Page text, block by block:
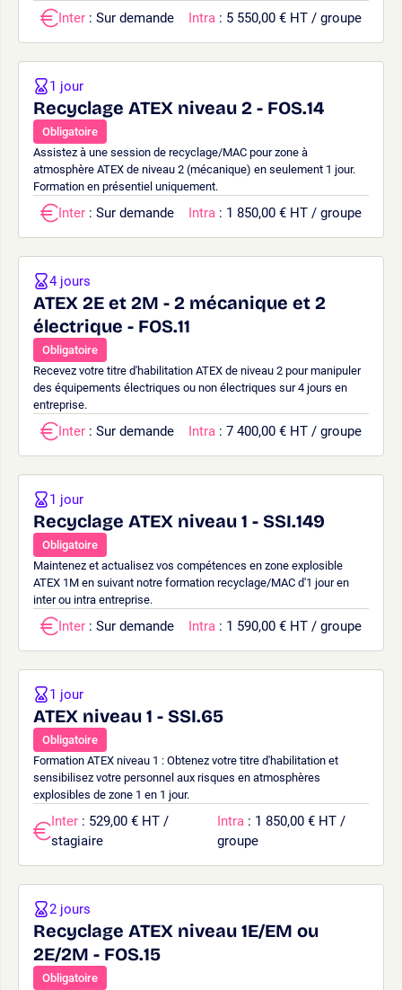
Inter : Sur demande Intra : 5 550,00 € HT / groupe
Recyclage ATEX niveau 2 - FOS.14
Obligatoire
Assistez à une session de recyclage/MAC pour zone à
atmosphère ATEX de niveau 2 (mécanique) en seulement 1 jour.
Formation en présentiel uniquement.
1 jour
Inter : Sur demande Intra : 1 850,00 € HT / groupe
ATEX 2E et 2M - 2 mécanique et 2
électrique - FOS.11
Obligatoire
Recevez votre titre d'habilitation ATEX de niveau 2 pour manipuler
des équipements électriques ou non électriques sur 4 jours en
entreprise.
4 jours
Inter : Sur demande Intra : 7 400,00 € HT / groupe
Recyclage ATEX niveau 1 - SSI.149
Obligatoire
Maintenez et actualisez vos compétences en zone explosible
ATEX 1M en suivant notre formation recyclage/MAC d'1 jour en
inter ou intra entreprise.
1 jour
Inter : Sur demande Intra : 1 590,00 € HT / groupe
ATEX niveau 1 - SSI.65
Obligatoire
Formation ATEX niveau 1 : Obtenez votre titre d'habilitation et
sensibilisez votre personnel aux risques en atmosphères
explosibles de zone 1 en 1 jour.
1 jour
Inter : 529,00 € HT /
stagiaire
Intra : 1 850,00 € HT /
groupe
Recyclage ATEX niveau 1E/EM ou
2E/2M - FOS.15
Obligatoire
2 jours